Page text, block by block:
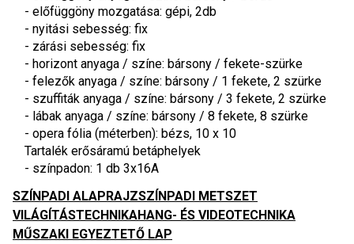
- előfüggöny mozgatása: gépi, 2db
- nyitási sebesség: fix
- zárási sebesség: fix
- horizont anyaga / színe: bársony / fekete-szürke
- felezők anyaga / színe: bársony / 1 fekete, 2 szürke
- szuffiták anyaga / színe: bársony / 3 fekete, 2 szürke
- lábak anyaga / színe: bársony / 8 fekete, 8 szürke
- opera fólia (méterben): bézs, 10 x 10
Tartalék erősáramú betáphelyek
- színpadon: 1 db 3x16A
SZÍNPADI ALAPRAJZSZÍNPADI METSZET
VILÁGÍTÁSTECHNIKAHANG- ÉS VIDEOTECHNIKA
MŰSZAKI EGYEZTETŐ LAP